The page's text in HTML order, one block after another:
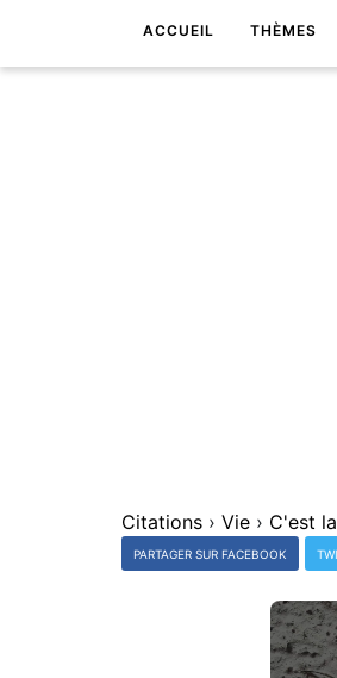
ACCUEIL THÈMES
Citations › Vie ›
PARTAGER SUR FACEBOOK